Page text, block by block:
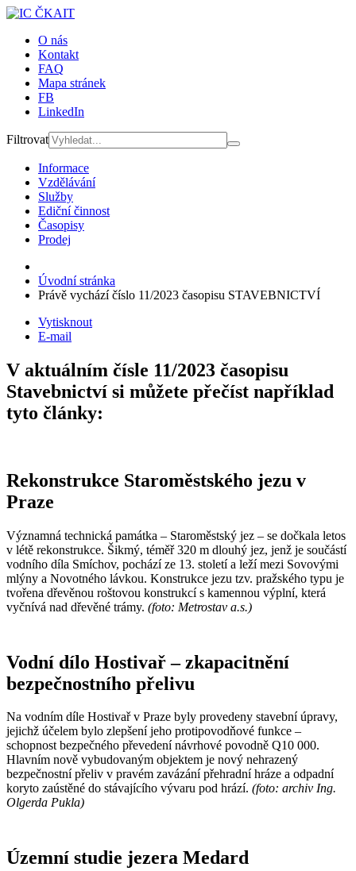
O nás
Kontakt
FAQ
Mapa stránek
FB
LinkedIn
Filtrovat
Informace
Vzdělávání
Služby
Ediční činnost
Časopisy
Prodej
Úvodní stránka
Právě vychází číslo 11/2023 časopisu STAVEBNICTVÍ
Vytisknout
E-mail
V aktuálním čísle 11/2023 časopisu
Stavebnictví si můžete přečíst například
tyto články:
Rekonstrukce Staroměstského jezu v
Praze
Významná technická památka – Staroměstský jez – se dočkala letos
v létě rekonstrukce. Šikmý, téměř 320 m dlouhý jez, jenž je součástí
vodního díla Smíchov, pochází ze 13. století a leží mezi Sovovými
mlýny a Novotného lávkou. Konstrukce jezu tzv. pražského typu je
tvořena dřevěnou roštovou konstrukcí s kamennou výplní, která
vyčnívá nad dřevěné trámy. (foto: Metrostav a.s.)
Vodní dílo Hostivař – zkapacitnění
bezpečnostního přelivu
Na vodním díle Hostivař v Praze byly provedeny stavební úpravy,
jejichž účelem bylo zlepšení jeho protipovodňové funkce –
schopnost bezpečného převedení návrhové povodně Q10 000.
Hlavním nově vybudovaným objektem je nový nehrazený
bezpečnostní přeliv v pravém zavázání přehradní hráze a odpadní
koryto zaústěné do stávajícího vývaru pod hrází. (foto: archiv Ing.
Olgerda Pukla)
Územní studie jezera Medard